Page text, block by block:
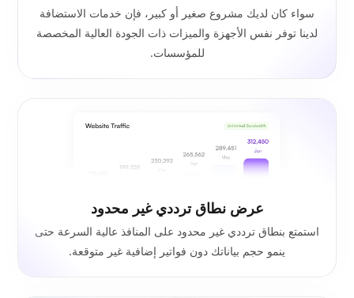
سواء كان لديك مشروع صغير أو كبير، فإن خدمات الاستضافة
لدينا توفر نفس الأجهزة والميزات ذات الجودة العالية المخصصة
للمؤسسات.
عرض نطاق ترددي غير محدود
استمتع بنطاق ترددي غير محدود على المنافذ عالية السرعة حتى
ينمو حجم بياناتك دون فواتير إضافية غير متوقعة.